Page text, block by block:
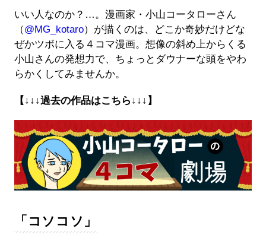
いい人なのか？…。漫画家・小山コータローさん
（@MG_kotaro）が描くのは、どこか奇妙だけどな
ぜかツボに入る４コマ漫画。想像の斜め上からくる
小山さんの発想力で、ちょっとダウナーな頭をやわ
らかくしてみませんか。
【↓↓↓過去の作品はこちら↓↓↓】
「コソコソ」